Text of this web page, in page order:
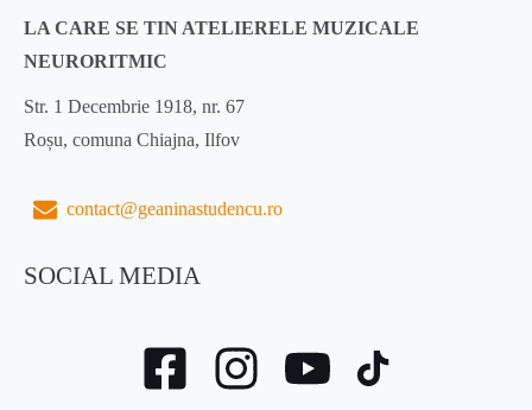
LA CARE SE TIN ATELIERELE MUZICALE
NEURORITMIC
Str. 1 Decembrie 1918, nr. 67
Roșu, comuna Chiajna, Ilfov
contact@geaninastudencu.ro
SOCIAL MEDIA